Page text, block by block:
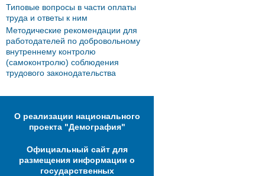
Типовые вопросы в части оплаты
труда и ответы к ним
Методические рекомендации для
работодателей по добровольному
внутреннему контролю
(самоконтролю) соблюдения
трудового законодательства
О реализации национального
проекта "Демография"
Официальный сайт для
размещения информации о
государственных